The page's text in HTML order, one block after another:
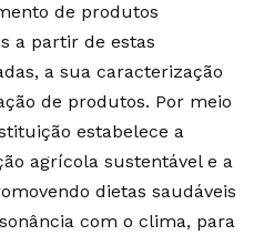
de produtos
a partir de estas
a sua caracterização
de produtos. Por meio
estabelece a
agrícola sustentável e a
dietas saudáveis
com o clima, para